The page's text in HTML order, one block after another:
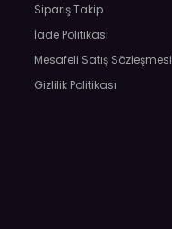
Sipariş Takip
İade Politikası
Mesafeli Satış Sözleşmesi
Gizlilik Politikası